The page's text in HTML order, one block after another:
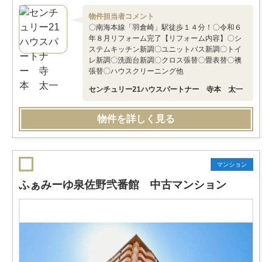
物件担当者コメント
〇南海本線「羽倉崎」駅徒歩１４分！〇令和６
年８月リフォーム完了【リフォーム内容】〇シ
ステムキッチン新調〇ユニットバス新調〇トイ
レ新調〇洗面台新調〇クロス張替〇畳表替〇襖
張替〇ハウスクリーニング他
センチュリー21ハウスパートナー 寺本 太一
物件を詳しく見る
マンション
ふぁみーゆ泉佐野弐番館 中古マンション